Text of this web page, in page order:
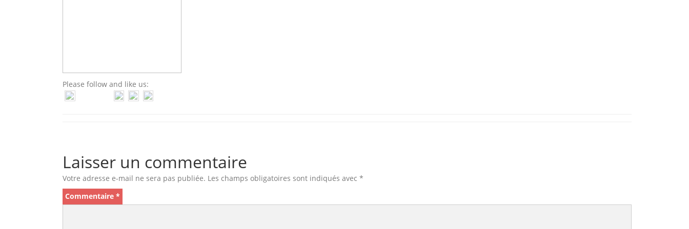
Please follow and like us:
Laisser un commentaire
Votre adresse e-mail ne sera pas publiée. Les champs obligatoires sont indiqués avec *
Commentaire *